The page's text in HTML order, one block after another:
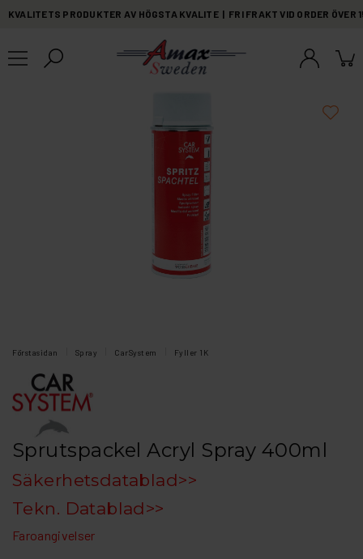
KVALITETS PRODUKTER AV HÖGSTA KVALITE | FRI FRAKT VID ORDER
Förstasidan Spray CarSystem Fyller 1K
Sprutspackel Acryl Spray 400ml
Säkerhetsdatablad>>
Tekn. Datablad>>
Faroangivelser